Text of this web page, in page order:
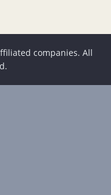
companies. All